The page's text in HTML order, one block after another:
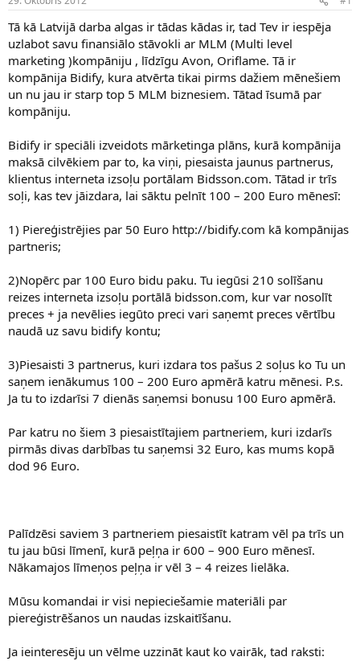
n
a
u
z
s
ā
c
ē
a
u
m
s
Tā kā Latvijā darba algas ir tādas kādas ir, tad Tev ir iespēja
uzlabot savu finansiālo stāvokli ar MLM (Multi level
marketing )kompāniju , līdzīgu Avon, Oriflame. Tā ir
kompānija Bidify, kura atvērta tikai pirms dažiem mēnešiem
un nu jau ir starp top 5 MLM biznesiem. Tātad īsumā par
kompāniju.
Bidify ir speciāli izveidots mārketinga plāns, kurā kompānija
maksā cilvēkiem par to, ka viņi, piesaista jaunus partnerus,
klientus interneta izsoļu portālam Bidsson.com. Tātad ir trīs
soļi, kas tev jāizdara, lai sāktu pelnīt 100 – 200 Euro mēnesī:
1) Piereģistrējies par 50 Euro http://bidify.com kā kompānijas
partneris;
2)Nopērc par 100 Euro bidu paku. Tu iegūsi 210 solīšanu
reizes interneta izsoļu portālā bidsson.com, kur var nosolīt
preces + ja nevēlies iegūto preci vari saņemt preces vērtību
naudā uz savu bidify kontu;
3)Piesaisti 3 partnerus, kuri izdara tos pašus 2 soļus ko Tu un
saņem ienākumus 100 – 200 Euro apmērā katru mēnesi. P.s.
Ja tu to izdarīsi 7 dienās saņemsi bonusu 100 Euro apmērā.
Par katru no šiem 3 piesaistītajiem partneriem, kuri izdarīs
pirmās divas darbības tu saņemsi 32 Euro, kas mums kopā
dod 96 Euro.
Palīdzēsi saviem 3 partneriem piesaistīt katram vēl pa trīs un
tu jau būsi līmenī, kurā peļņa ir 600 – 900 Euro mēnesī.
Nākamajos līmeņos peļņa ir vēl 3 – 4 reizes lielāka.
Mūsu komandai ir visi nepieciešamie materiāli par
piereģistrēšanos un naudas izskaitīšanu.
Ja ieinteresēju un vēlme uzzināt kaut ko vairāk, tad raksti: